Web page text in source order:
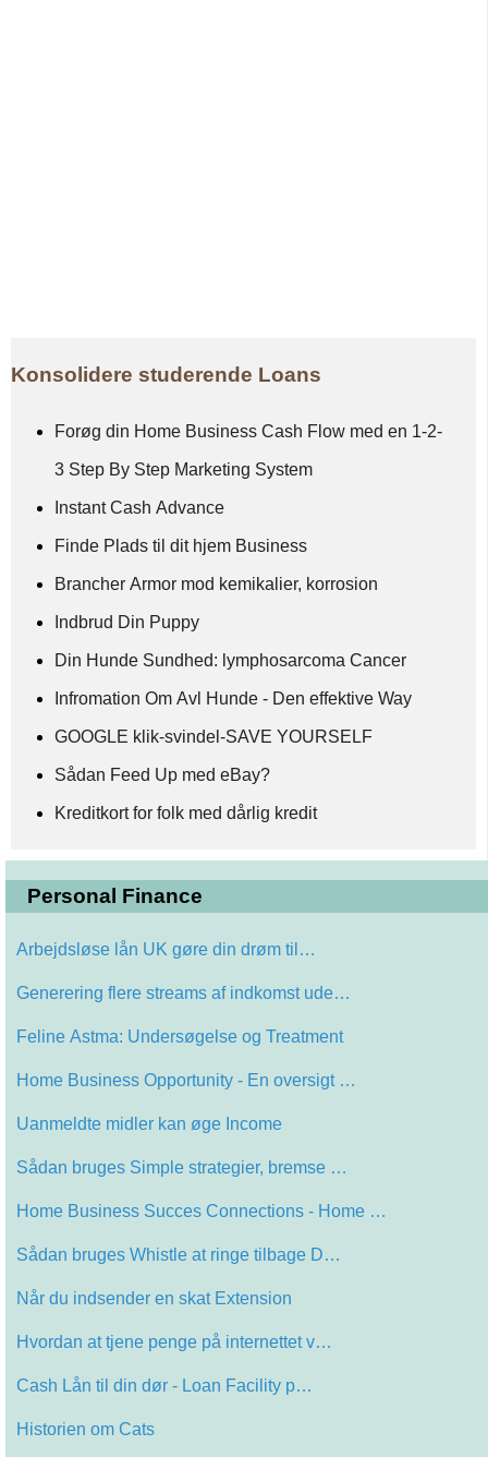
Konsolidere studerende Loans
Forøg din Home Business Cash Flow med en 1-2-
3 Step By Step Marketing System
Instant Cash Advance
Finde Plads til dit hjem Business
Brancher Armor mod kemikalier, korrosion
Indbrud Din Puppy
Din Hunde Sundhed: lymphosarcoma Cancer
Infromation Om Avl Hunde - Den effektive Way
GOOGLE klik-svindel-SAVE YOURSELF
Sådan Feed Up med eBay?
Kreditkort for folk med dårlig kredit
Personal Finance
Arbejdsløse lån UK gøre din drøm til…
Generering flere streams af indkomst ude…
Feline Astma: Undersøgelse og Treatment
Home Business Opportunity - En oversigt …
Uanmeldte midler kan øge Income
Sådan bruges Simple strategier, bremse …
Home Business Succes Connections - Home …
Sådan bruges Whistle at ringe tilbage D…
Når du indsender en skat Extension
Hvordan at tjene penge på internettet v…
Cash Lån til din dør - Loan Facility p…
Historien om Cats